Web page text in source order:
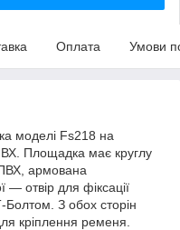
Оплата Умови
моделі Fs218 на
Площадка має круглу
армована
— отвір для фіксації
З обох сторін
кріплення ременя.